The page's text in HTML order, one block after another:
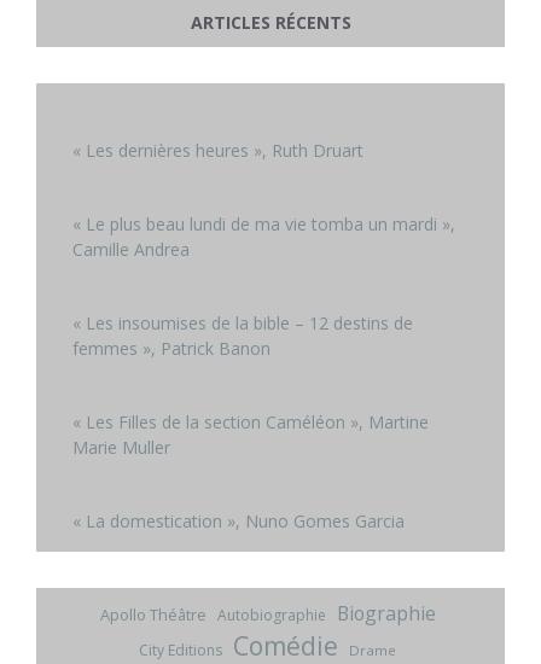
ARTICLES RÉCENTS
« Les dernières heures », Ruth Druart
« Le plus beau lundi de ma vie tomba un mardi »,
Camille Andrea
« Les insoumises de la bible – 12 destins de
femmes », Patrick Banon
« Les Filles de la section Caméléon », Martine
Marie Muller
« La domestication », Nuno Gomes Garcia
Apollo Théâtre Autobiographie Biographie
City Editions Comédie
Drame